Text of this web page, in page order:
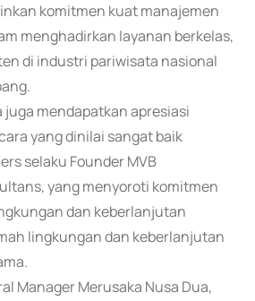
komitmen kuat manajemen
menghadirkan layanan berkelas,
di industri pariwisata nasional
juga mendapatkan apresiasi
yang dinilai sangat baik
selaku Founder MVB
yang menyoroti komitmen
dan keberlanjutan
lingkungan dan keberlanjutan
Manager Merusaka Nusa Dua,